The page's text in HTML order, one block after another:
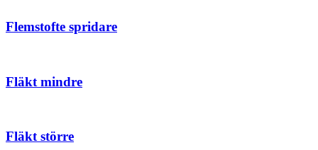
Flemstofte spridare
Fläkt mindre
Fläkt större